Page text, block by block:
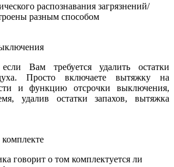
распознавания загрязнений/
разным способом
Вам требуется удалить остатки
Просто включаете вытяжку на
и функцию отсрочки выключения,
удалив остатки запахов, вытяжка
говорит о том комплектуется ли